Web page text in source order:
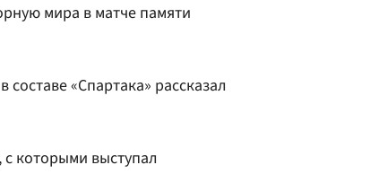
мира в матче памяти
«Спартака» рассказал
которыми выступал